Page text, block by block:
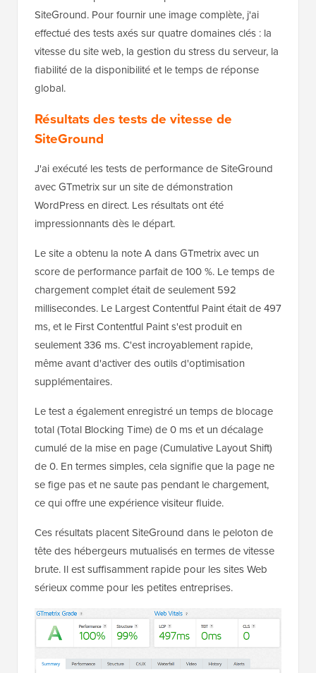
SiteGround. Pour fournir une image complète, j'ai
effectué des tests axés sur quatre domaines clés : la
vitesse du site web, la gestion du stress du serveur, la
fiabilité de la disponibilité et le temps de réponse
global.
Résultats des tests de vitesse de
SiteGround
J'ai exécuté les tests de performance de SiteGround
avec GTmetrix sur un site de démonstration
WordPress en direct. Les résultats ont été
impressionnants dès le départ.
Le site a obtenu la note A dans GTmetrix avec un
score de performance parfait de 100 %. Le temps de
chargement complet était de seulement 592
millisecondes. Le Largest Contentful Paint était de 497
ms, et le First Contentful Paint s'est produit en
seulement 336 ms. C'est incroyablement rapide,
même avant d'activer des outils d'optimisation
supplémentaires.
Le test a également enregistré un temps de blocage
total (Total Blocking Time) de 0 ms et un décalage
cumulé de la mise en page (Cumulative Layout Shift)
de 0. En termes simples, cela signifie que la page ne
se fige pas et ne saute pas pendant le chargement,
ce qui offre une expérience visiteur fluide.
Ces résultats placent SiteGround dans le peloton de
tête des hébergeurs mutualisés en termes de vitesse
brute. Il est suffisamment rapide pour les sites Web
sérieux comme pour les petites entreprises.